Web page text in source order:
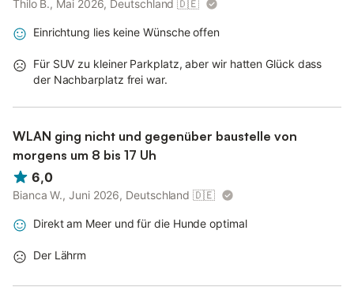
Thilo B., Mai 2026, Deutschland 🇩🇪
Einrichtung lies keine Wünsche offen
Für SUV zu kleiner Parkplatz, aber wir hatten Glück dass
der Nachbarplatz frei war.
WLAN ging nicht und gegenüber baustelle von
morgens um 8 bis 17 Uh
6,0
Bianca W., Juni 2026, Deutschland 🇩🇪
Direkt am Meer und für die Hunde optimal
Der Lährm